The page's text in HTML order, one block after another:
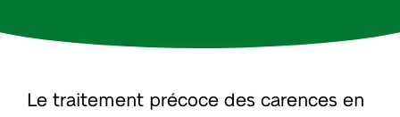
Le traitement précoce des carences en